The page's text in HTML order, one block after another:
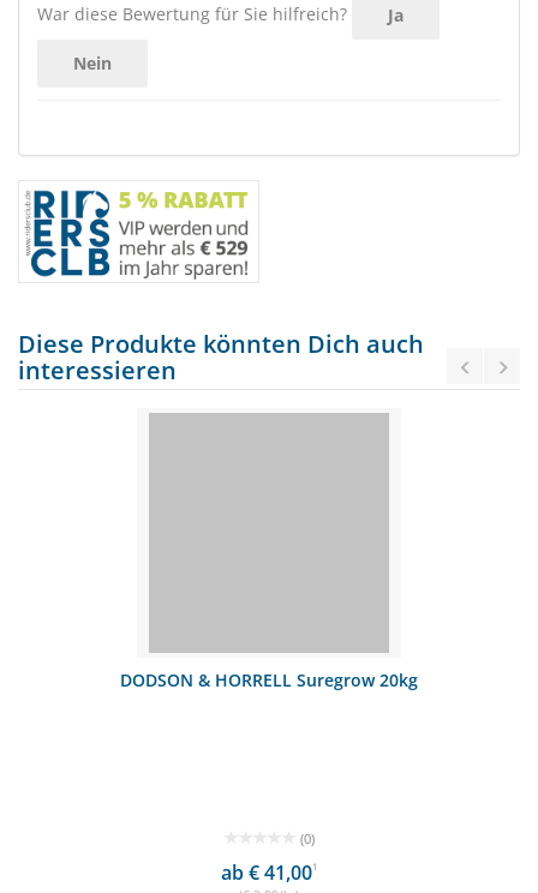
War diese Bewertung für Sie hilfreich? Ja
Nein
Diese Produkte könnten Dich auch
interessieren
DODSON & HORRELL Suregrow 20kg
(0)
ab € 41,001